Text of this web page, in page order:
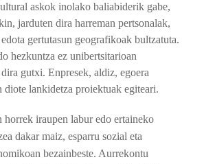
askok inolako baliabiderik gabe,
jarduten dira harreman pertsonalak,
gertutasun geografikoak bultzatuta.
hezkuntza ez unibertsitarioan
gutxi. Enpresek, aldiz, egoera
diote lankidetza proiektuak egiteari.
horrek iraupen labur edo ertaineko
dakar maiz, esparru sozial eta
bezainbeste. Aurrekontu